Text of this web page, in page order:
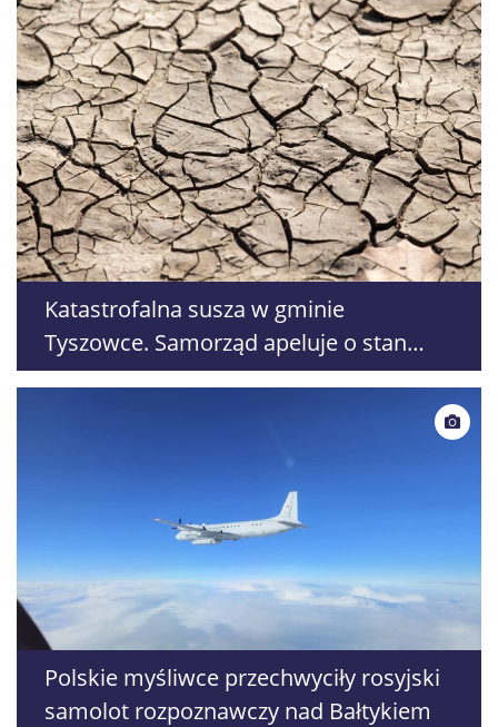
Katastrofalna susza w gminie
Tyszowce. Samorząd apeluje o stan
klęski żywiołowej
Polskie myśliwce przechwyciły rosyjski
samolot rozpoznawczy nad Bałtykiem